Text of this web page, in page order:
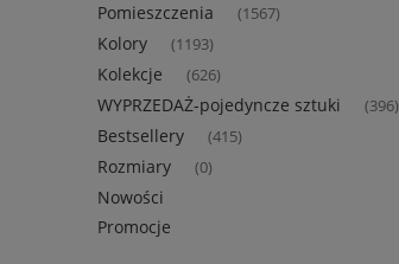
Pomieszczenia (1567)
Kolory (1193)
Kolekcje (626)
WYPRZEDAŻ-pojedyncze sztuki (396)
Bestsellery (415)
Rozmiary (0)
Nowości
Promocje